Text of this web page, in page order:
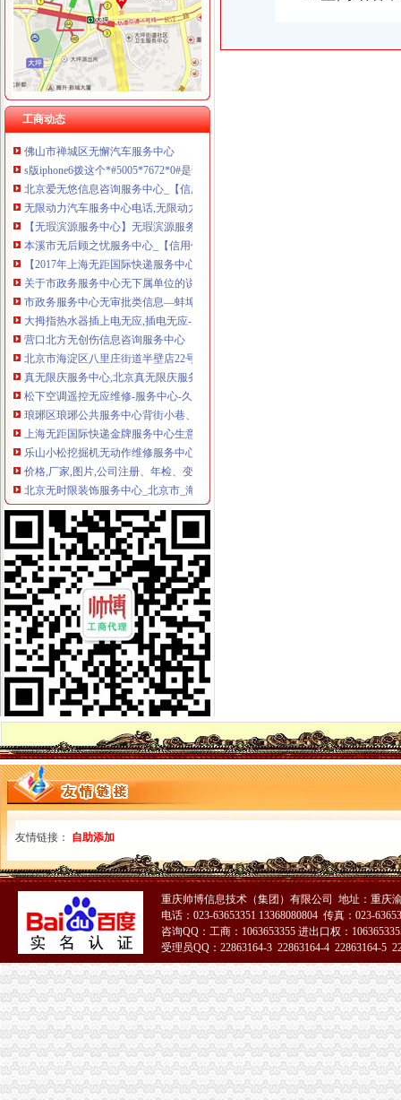
工商动态
4s设置短信中心号码时设置询问失败服务中心地址无地址是怎么回事呢
求助下iphone5服务中心地址无地址怎么办？_电脑网络问题_土巴兔问吧
成都本无咨询服务中心_【信用信息_诉讼信息_财务信息_注册信息_电
北京美无霞信息咨询服务中心_【信用信息_诉讼信息_财务信息_注册信
北京无殇电子科技服务中心
【无线通信服务中心】无线通信服务中心电话,无线通信服务中心地址
gpp卡贴设置失败服务中心无地址怎么办-iPhone6综合讨论区-威锋
s版iphone6拨这个*#5005*7672*0#是询问失败服务中心无地址-
北京爱无悠信息咨询服务中心_【信用信息_诉讼信息_财务信息_注册信
无限动力汽车服务中心电话,无限动力汽车服务中心地址_图吧地图
【无瑕滨源服务中心】无瑕滨源服务中心电话,无瑕滨源服务中心地址
本溪市无后顾之忧服务中心_【信用信息_诉讼信息_财务信息_注册信息
【2017年上海无距国际快递服务中心新招聘信息_电话_地址】-赶集网
关于市政务服务中心无下属单位的说明_市政务服务中心_安庆市信息公
市政务服务中心无审批类信息—蚌埠市信息公开网
大拇指热水器插上电无应,插电无应-服务中心-北京维修中心
营口北方无创伤信息咨询服务中心
北京市海淀区八里庄街道半壁店22号（平房）,北京无时限装饰服务中
真无限庆服务中心,北京真无限庆服务中心的电话_地址_北京
松下空调遥控无应维修-服务中心-久久信息网
琅琊区琅琊公共服务中心背街小巷、无物业小区保洁服务中标公示
上海无距国际快递金牌服务中心生意旺铺
乐山小松挖掘机无动作维修服务中心在哪？_志趣网
价格,厂家,图片,公司注册、年检、变更,深圳市青年创业服务中
北京无时限装饰服务中心_北京市_海淀区_企业在线
全自动洗车机博兰克无接触式洗车机价格各地管理服务中心地址-汽车
联系方式_成都无忧虑灭鼠蟑服务中心--联系人：吴太福,电话：86-
雨花区直属机关后勤服务中心.无科室238-商家详-微生活
康佳液晶电视有声无图售后服务中心“广州康佳电视维修点”-久久
加盟成名网网上开店服务中心财路宽广无尽头|28商机网_资讯
春市水果生产服务中心柑桔无砧木苗、肥料及农采购结果公告
佳源无押信息咨询服务中心-城市吧街景地图
北京市汽车租赁服务中心（无自驾）_易车二手车网
贵州日立挖机吊臂无动作维修服务中心_志趣网
关于春市水果生产服务中心柑桔无砧木苗、肥料及农公开招标
成都市无忧虑灭鼠蟑服务中心生意旺铺
【温州无气喷涂服务中心】团购,地址,电话,营业时间-大众点评网
威海市文登区畜牧兽技术服务中心无疫区仪器设备供应及安装中标结
关于春市水果生产服务中心柑桔无砧木苗、肥料及农公开招标
临武县农业综合服务中心无柚子苗引种采购项目单一来源采购公示
新资讯：迪拜今日启动“无服务中心”的活动-广而告之-迪拜中华网
苏州诺基亚维修服务中心诺基亚八八零零A无送话功能-中国易修网
济南兆程商务服务有限公司提供无地址注册企业服务_提供地址帮您办
【温州无气喷涂服务中心】团购,地址,电话,营业时间-大众点评网
供应南京舟笔记本服务中心,不显示“开机无显示”-行业汇-机电在线
【2014年上海无距国际快递服务中心新招聘信息_电话_地址】-赶集网
梅州服务中心,无押,汽车,房产-梅州58同城
春市水果生产服务中心柑桔无砧木苗谈判公告_中国招标网_广东
成都无同的朋友们商务服务中心（有限合伙）【企业信用,电话,地
无地址服务中心
兴安盟创佳美室内环境污染净护服务中心,主营：许可经营项目：无
欢迎访问】无锡四季沐歌太能网站无锡各点售后服务-中心无
4s设置短信中心号码时设置询问失败服务中心地址无地址是怎么回事呢
求助下iphone5服务中心地址无地址怎么办？_电脑网络问题_土巴兔问吧
成都本无咨询服务中心_【信用信息_诉讼信息_财务信息_注册信息_电
北京美无霞信息咨询服务中心_【信用信息_诉讼信息_财务信息_注册信
北京无殇电子科技服务中心
【无线通信服务中心】无线通信服务中心电话,无线通信服务中心地址
友情链接： 自助添加
重庆帅博信息技术（集团）有限公司 地址：重庆
电话：023-63653351 13368080804 传真：023-
咨询QQ：工商：1063653355 进出口权：
受理员QQ：22863164-3 22863164-4 22863164-5